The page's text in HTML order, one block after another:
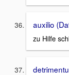
auxilio
zu Hilfe